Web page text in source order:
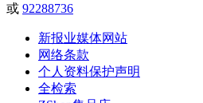
或 92288736
新报业媒体网站
网络条款
个人资料保护声明
全检索